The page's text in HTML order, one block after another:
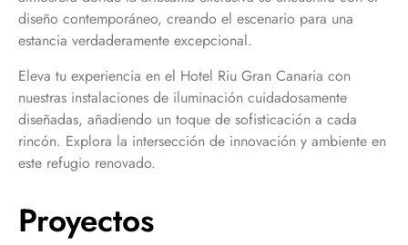
diseño contemporáneo, creando el escenario para una
estancia verdaderamente excepcional.
Eleva tu experiencia en el Hotel Riu Gran Canaria con
nuestras instalaciones de iluminación cuidadosamente
diseñadas, añadiendo un toque de sofisticación a cada
rincón. Explora la intersección de innovación y ambiente en
este refugio renovado.
Proyectos